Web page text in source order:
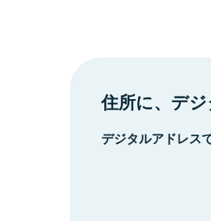
住所に、デジ
デジタルアドレス